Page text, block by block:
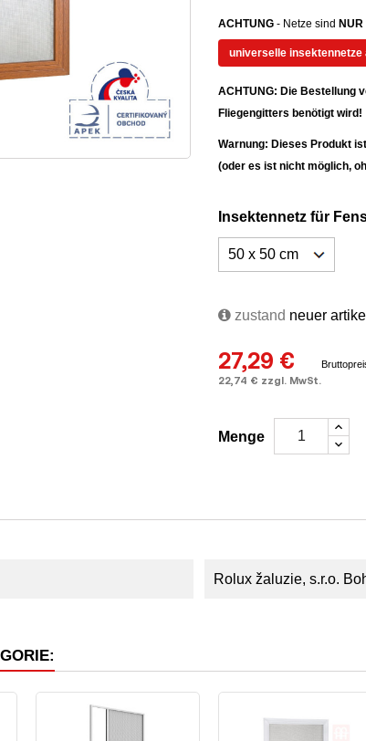
ACHTUNG - Netze sind NUR
universelle insektennetze
ACHTUNG: Die Bestellung
Fliegengitters benötigt wird!
Warnung: Dieses Produkt
(oder es ist nicht möglich,
Insektennetz für
zustand neuer artikel
27,29 €
22,74 € zzgl. MwSt.
Menge
Rolux žaluzie, s.r.o.